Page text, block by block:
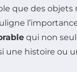
que des objets
qui non
une histoire ou